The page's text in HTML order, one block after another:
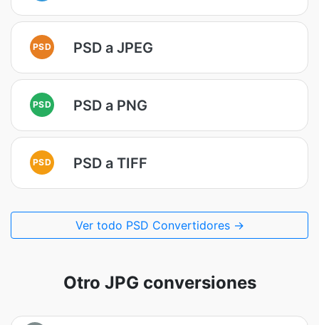
PSD PSD a JPEG
PSD PSD a PNG
PSD PSD a TIFF
Ver todo PSD Convertidores →
Otro JPG conversiones